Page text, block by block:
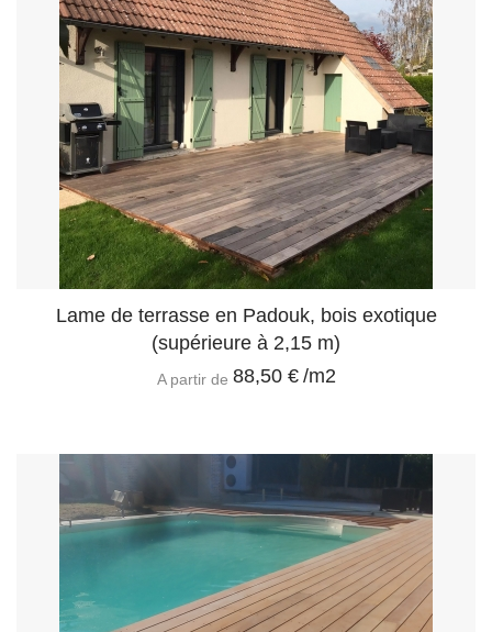
Lame de terrasse en Padouk, bois exotique
(supérieure à 2,15 m)
A partir de 88,50 € /m2